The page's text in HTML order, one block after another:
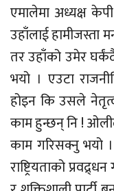
एमालेमा अध्यक्ष
उहाँलाई हामीजस्ता
तर उहाँको उमेर
भयो । एउटा
होइन कि उसले
काम हुन्छन् नि !
काम गरिसक्नु भयो ।
राष्ट्रियताको